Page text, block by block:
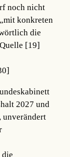
noch nicht
konkreten
die
Quelle [19]
2027 und
unverändert